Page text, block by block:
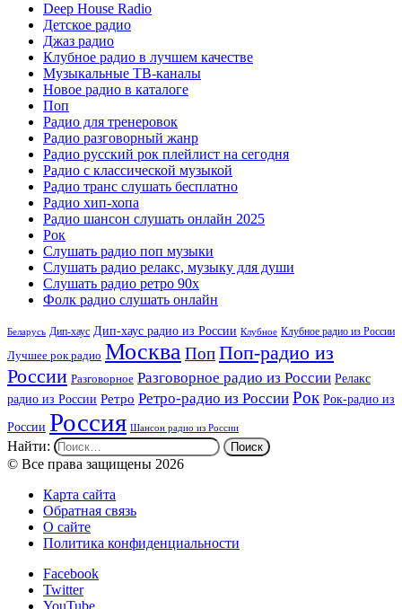
Deep House Radio
Детское радио
Джаз радио
Клубное радио в лучшем качестве
Музыкальные ТВ-каналы
Новое радио в каталоге
Поп
Радио для тренеровок
Радио разговорный жанр
Радио русский рок плейлист на сегодня
Радио с классической музыкой
Радио транс слушать бесплатно
Радио хип-хопа
Радио шансон слушать онлайн 2025
Рок
Слушать радио поп музыки
Слушать радио релакс, музыку для души
Слушать радио ретро 90х
Фолк радио слушать онлайн
Беларусь Дип-хаус Дип-хаус радио из России Клубное Клубное радио из России
Лучшее рок радио МоскваПопПоп-радио из
России Разговорное Разговорное радио из России Релакс
радио из России Ретро Ретро-радио из России Рок Рок-радио из
России Россия Шансон радио из России
Найти:
© Все права защищены 2026
Карта сайта
Обратная связь
О сайте
Политика конфиденциальности
Facebook
Twitter
YouTube